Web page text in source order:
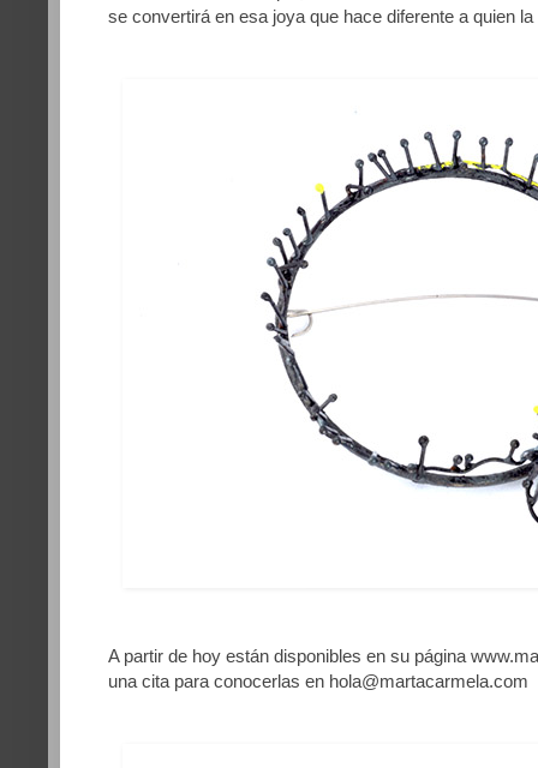
se convertirá en esa joya que hace diferente a quien la
A partir de hoy están disponibles en su página
una cita para conocerlas en hola@martacarmela.com